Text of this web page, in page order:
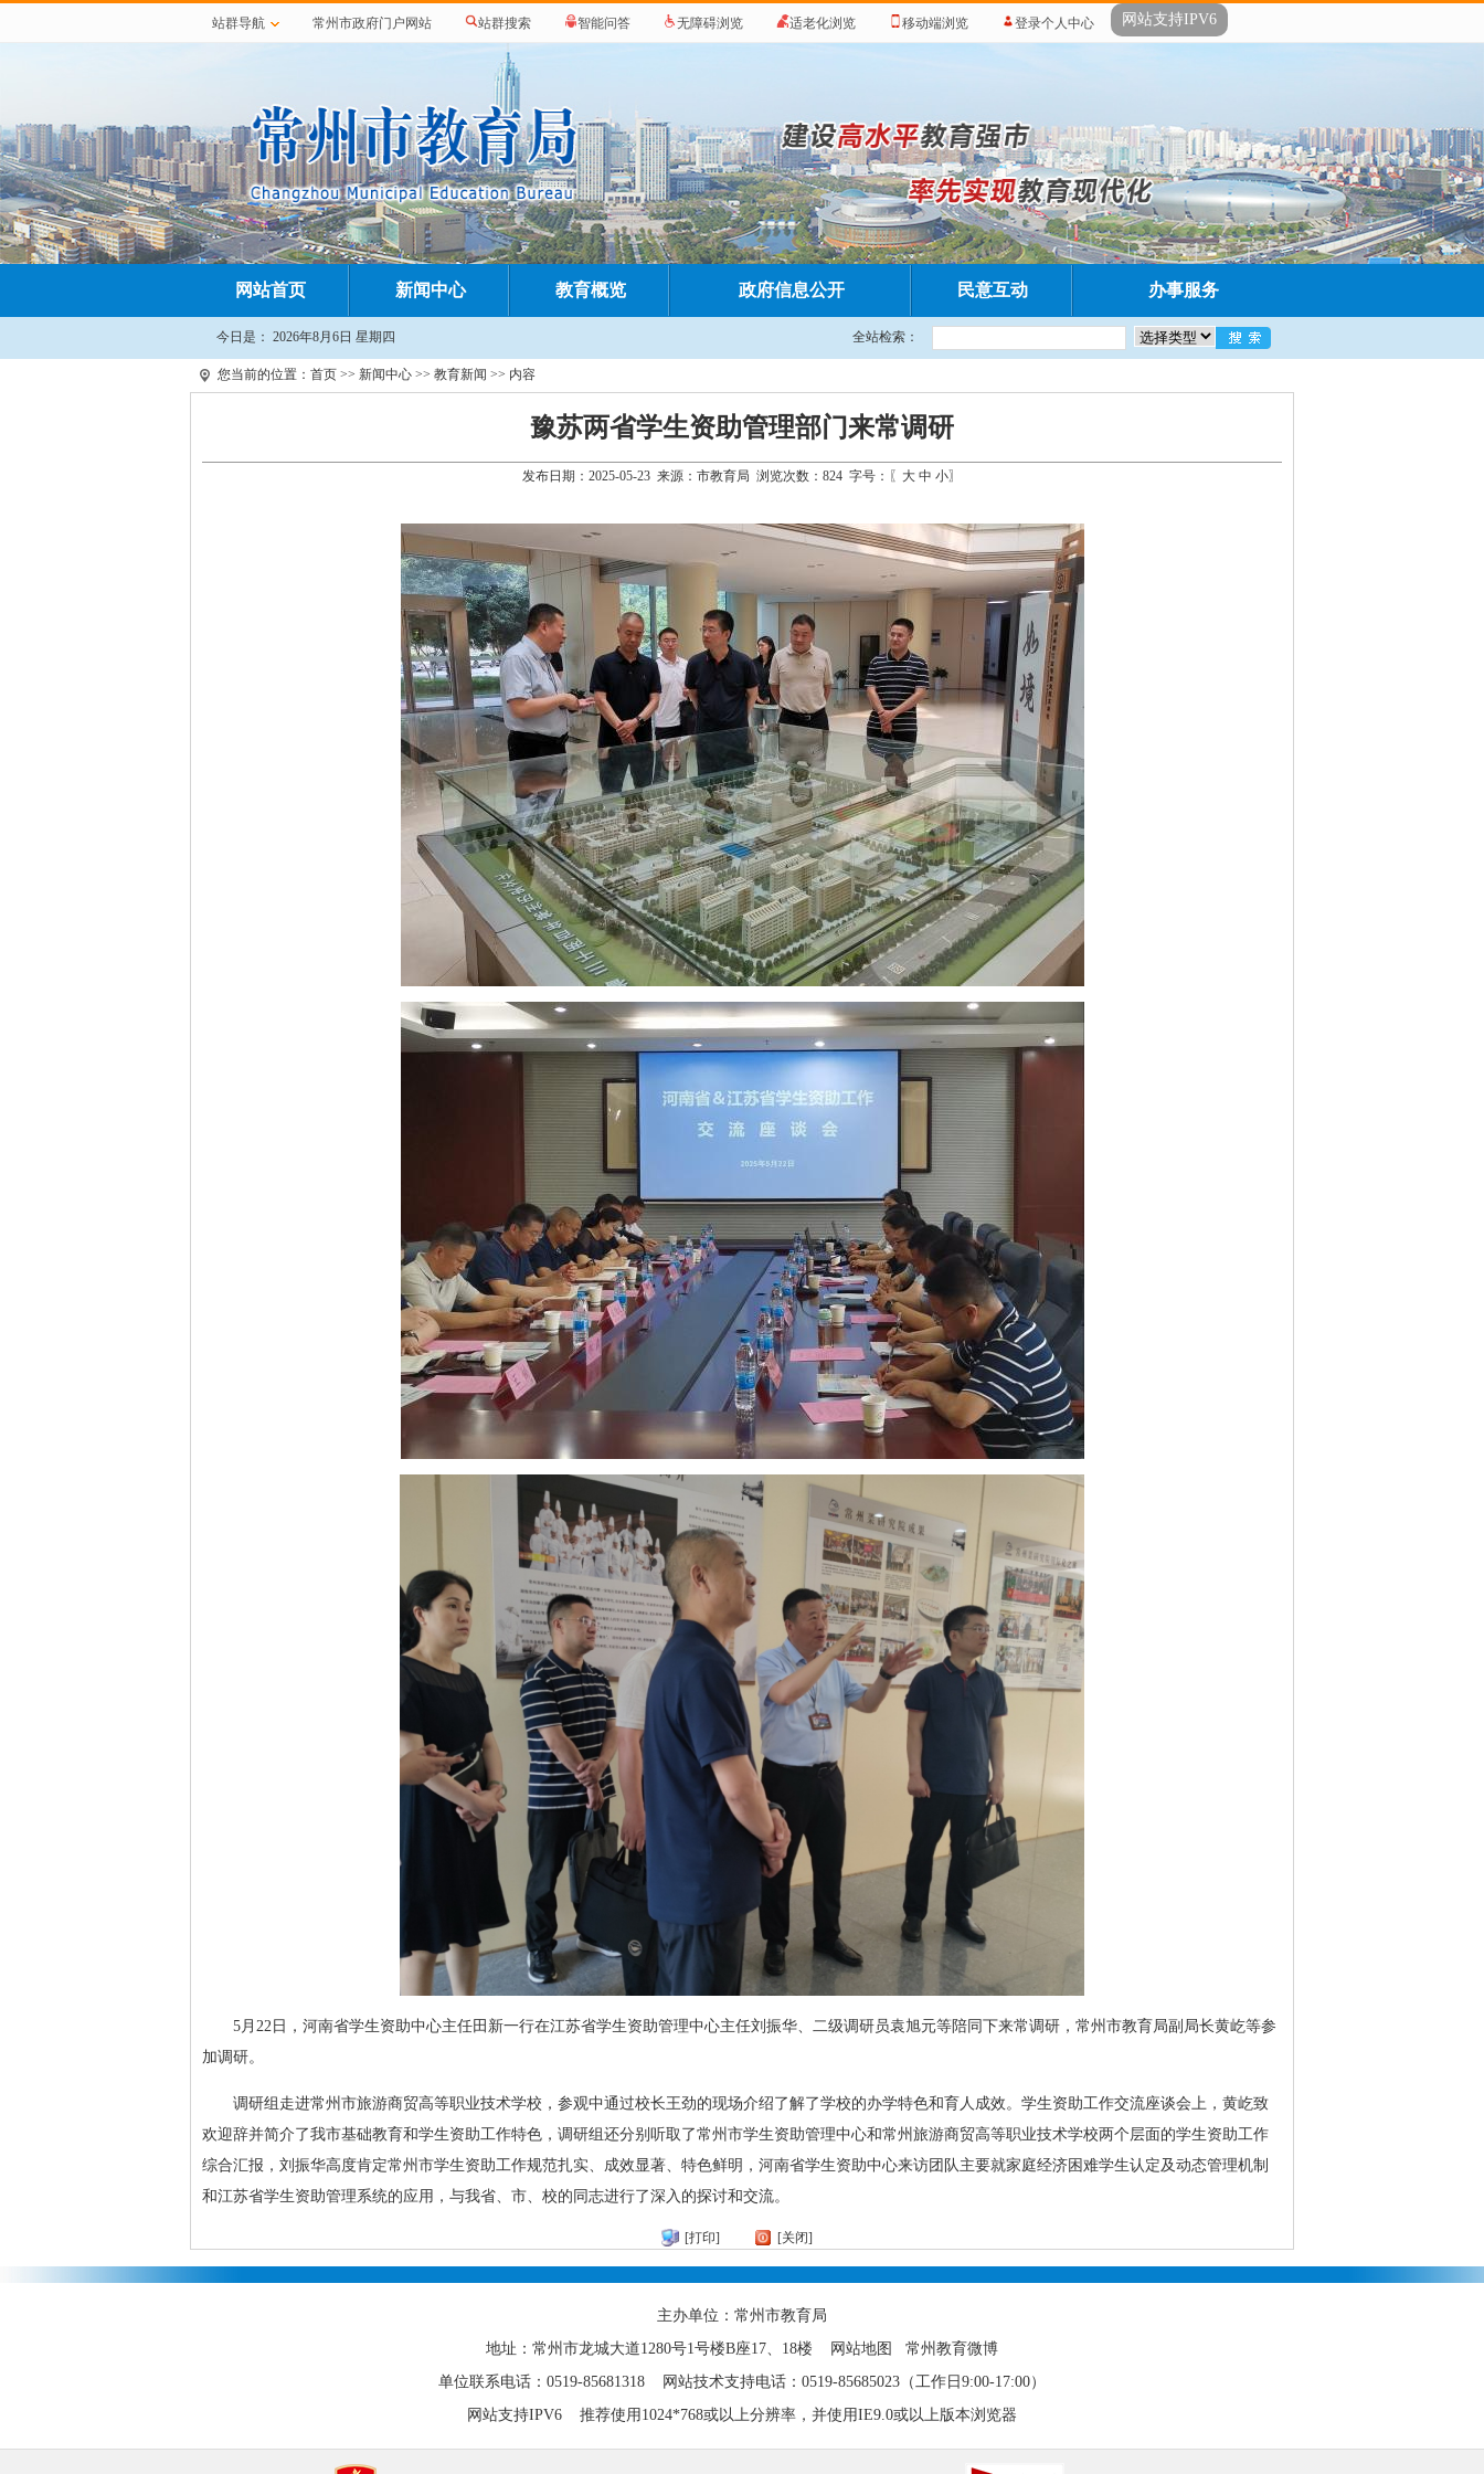
站群导航 常州市政府门户网站 站群搜索 智能问答 无障碍浏览 适老化浏览 移动端浏览 登录个人中心 网站支持IPV6
网站首页 新闻中心 教育概览 政府信息公开 民意互动 办事服务
今日是： 2026年8月6日 星期四 全站检索：
您当前的位置： 首页 >> 新闻中心 >> 教育新闻 >> 内容
豫苏两省学生资助管理部门来常调研
发布日期：2025-05-23 来源：市教育局 浏览次数： 824 字号：〖 大 中 小〗
5月22日，河南省学生资助中心主任田新一行在江苏省学生资助管理中心主任刘振华、二级调研员袁旭元等陪同下来常调研，常州市教育局副局长黄屹等参
加调研。
调研组走进常州市旅游商贸高等职业技术学校，参观中通过校长王劲的现场介绍了解了学校的办学特色和育人成效。学生资助工作交流座谈会上，黄屹致
欢迎辞并简介了我市基础教育和学生资助工作特色，调研组还分别听取了常州市学生资助管理中心和常州旅游商贸高等职业技术学校两个层面的学生资助工作
综合汇报，刘振华高度肯定常州市学生资助工作规范扎实、成效显著、特色鲜明，河南省学生资助中心来访团队主要就家庭经济困难学生认定及动态管理机制
和江苏省学生资助管理系统的应用，与我省、市、校的同志进行了深入的探讨和交流。
[打印] [关闭]
主办单位：常州市教育局
地址：常州市龙城大道1280号1号楼B座17、18楼
网站地图
常州教育微博
单位联系电话：0519-85681318 网站技术支持电话：0519-85685023（工作日9:00-17:00）
网站支持IPV6 推荐使用1024*768或以上分辨率，并使用IE9.0或以上版本浏览器